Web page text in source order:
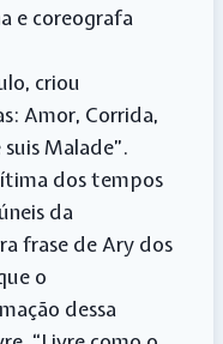
e coreografa
criou
Amor, Corrida,
Malade”.
dos tempos
da
frase de Ary dos
o
dessa